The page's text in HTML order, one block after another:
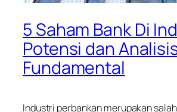
5 Saham Bank Di
Potensi dan
Fundamental
Industri perbankan merupakan